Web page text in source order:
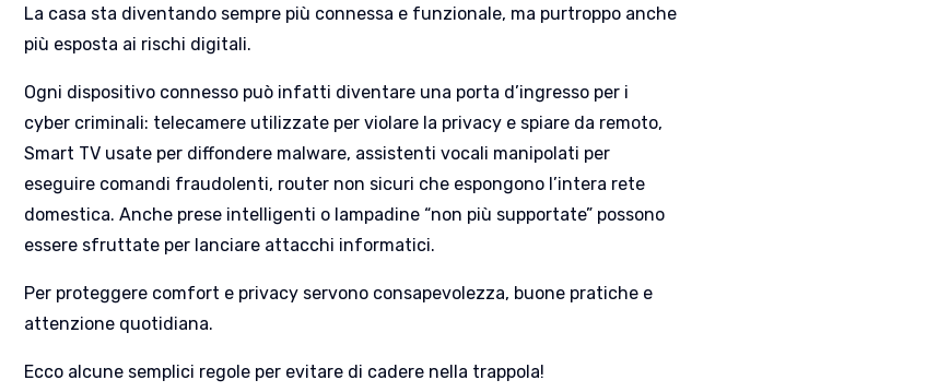
La casa sta diventando sempre più connessa e funzionale, ma purtroppo anche
più esposta ai rischi digitali.
Ogni dispositivo connesso può infatti diventare una porta d’ingresso per i
cyber criminali: telecamere utilizzate per violare la privacy e spiare da remoto,
Smart TV usate per diffondere malware, assistenti vocali manipolati per
eseguire comandi fraudolenti, router non sicuri che espongono l’intera rete
domestica. Anche prese intelligenti o lampadine “non più supportate” possono
essere sfruttate per lanciare attacchi informatici.
Per proteggere comfort e privacy servono consapevolezza, buone pratiche e
attenzione quotidiana.
Ecco alcune semplici regole per evitare di cadere nella trappola!